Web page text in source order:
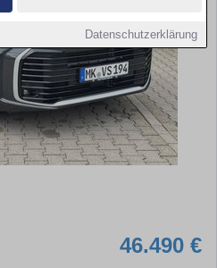
Datenschutzerklärung
46.490 €